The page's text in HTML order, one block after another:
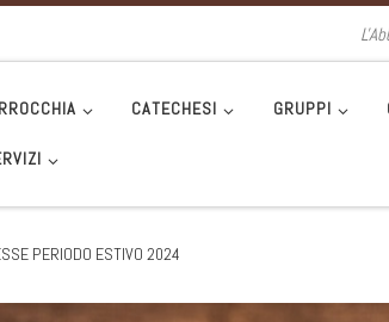
CATECHESI GRUPPI
PERIODO ESTIVO 2024